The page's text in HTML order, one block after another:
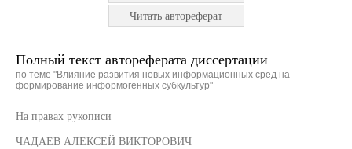
Читать автореферат
Полный текст автореферата диссертации
по теме "Влияние развития новых информационных сред на
формирование информогенных субкультур"
На правах рукописи
ЧАДАЕВ АЛЕКСЕЙ ВИКТОРОВИЧ